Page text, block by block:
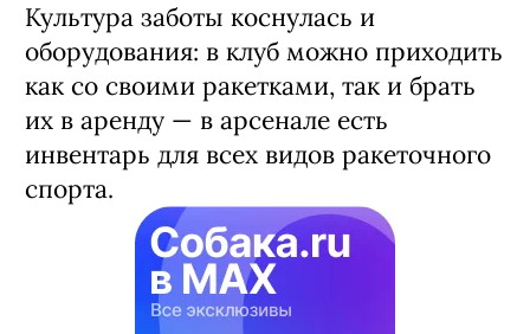
Культура заботы коснулась и
оборудования: в клуб можно приходить
как со своими ракетками, так и брать
их в аренду — в арсенале есть
инвентарь для всех видов ракеточного
спорта.